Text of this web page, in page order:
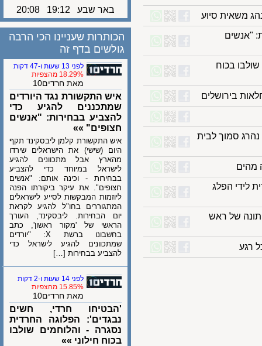
סיוע
בכוח
השבוע בתאונות דרכים • רוכב אופניים כבן 30 נהרג סמוך לבית
הפלג
של ראש
באר שבע
19:12
20:08
הכותרות שעניינו הכי הרבה
גולשים בדף זה
לפני 13 שעות ו-47 דקות
18.29% מהצפיות
מאת חרדים10
איש התקשורת נגד היורדים
שמתכננים להגיע כדי
להצביע בבחירות: "אנשים
חצופים" »»
איש התקשורת קלמן ליבסקינד תקף
היום (שישי) את הישראלים שירדו
מהארץ אבל מתכוונים להגיע
לישראל במיוחד כדי להצביע
בבחירות - וכינה אותם: "אנשים
חצופים". את עיקר ביקורתו הפנה
ליוזמות המבקשות לסייע לישראלים
המתגוררים בחו"ל להגיע לקראת
יום הבחירות. ליבסקינד, העורך
הראשי של 'מקור ראשון', כתב
בחשבונו ברשת X: "יורדים
שמתכוונים להגיע לישראל כדי
להצביע בבחירות […]
לפני 14 שעות ו-2 דקות
15.85% מהצפיות
מאת חרדים10
'הבטיחו חרדי, חשים
נבגדים': הפלוגה החרדית
נסגרה - והלוחמים שולבו
בכוח חילוני »»